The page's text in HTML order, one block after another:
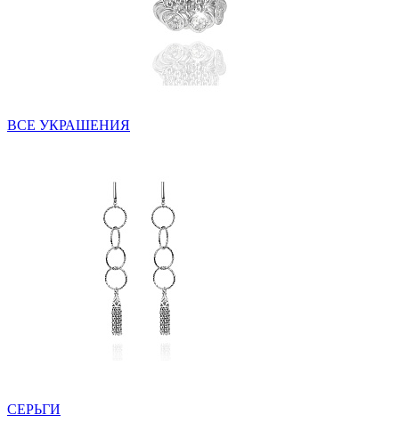
ВСЕ УКРАШЕНИЯ
СЕРЬГИ